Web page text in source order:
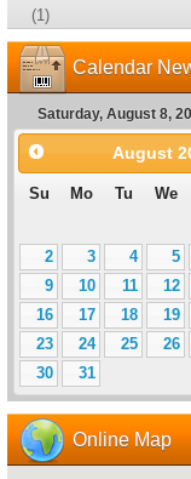
(1)
Calendar
Saturday, August 8,
August
Su Mo Tu We
2
3 4 5
9
10 11 12
16
17 18 19
23
24 25 26
30
31
Online Map